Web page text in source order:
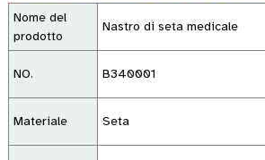
Nome del
prodotto
Nastro di seta medicale
NO. B340001
Materiale Seta